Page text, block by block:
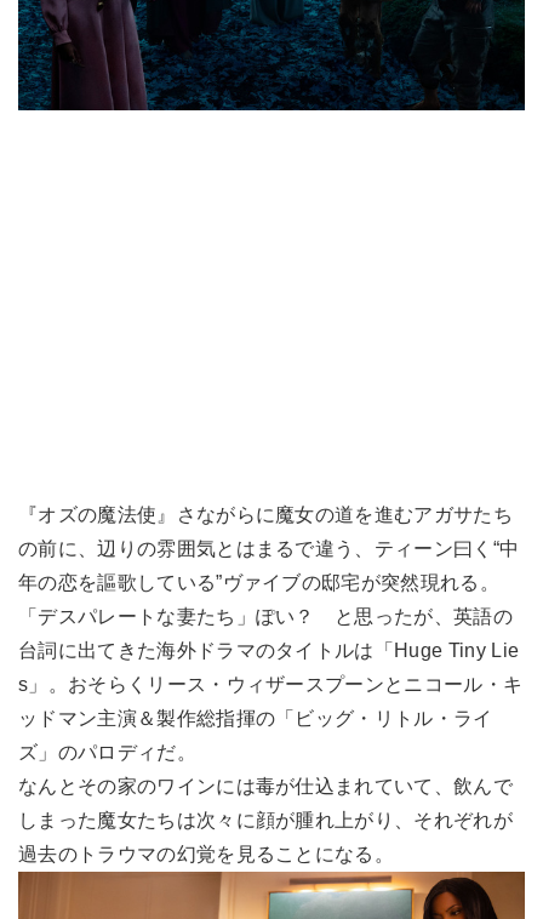
『オズの魔法使』さながらに魔女の道を進むアガサたち
の前に、辺りの雰囲気とはまるで違う、ティーン曰く“中
年の恋を謳歌している”ヴァイブの邸宅が突然現れる。
「デスパレートな妻たち」ぽい？ と思ったが、英語の
台詞に出てきた海外ドラマのタイトルは「Huge Tiny Lie
s」。おそらくリース・ウィザースプーンとニコール・キ
ッドマン主演＆製作総指揮の「ビッグ・リトル・ライ
ズ」のパロディだ。
なんとその家のワインには毒が仕込まれていて、飲んで
しまった魔女たちは次々に顔が腫れ上がり、それぞれが
過去のトラウマの幻覚を見ることになる。